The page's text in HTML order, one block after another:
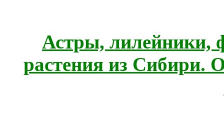
Астры, лилейники,
растения из Сибири.